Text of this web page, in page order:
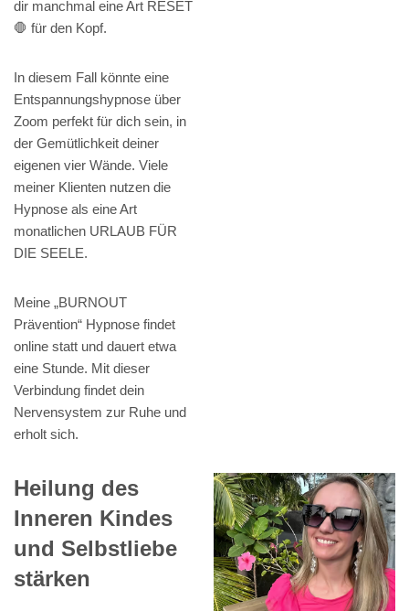
dir manchmal eine Art RESET
🛑 für den Kopf.
In diesem Fall könnte eine
Entspannungshypnose über
Zoom perfekt für dich sein, in
der Gemütlichkeit deiner
eigenen vier Wände. Viele
meiner Klienten nutzen die
Hypnose als eine Art
monatlichen URLAUB FÜR
DIE SEELE.
Meine „BURNOUT
Prävention“ Hypnose findet
online statt und dauert etwa
eine Stunde. Mit dieser
Verbindung findet dein
Nervensystem zur Ruhe und
erholt sich.
Heilung des
Inneren Kindes
und Selbstliebe
stärken